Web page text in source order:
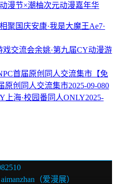
漫节×潮柚次元动漫嘉年华
安康·我是大魔王Ae7·
余姚·第九届CY动漫游
【免
原创同人交流集市2025-09-080
上海·校园番同人ONLY2025-
（爱漫展）